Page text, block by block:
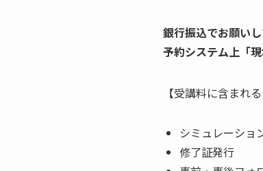
銀行振込でお願いし
予約システム上「
【受講料に含まれる
シミュレーショ
修了証発行